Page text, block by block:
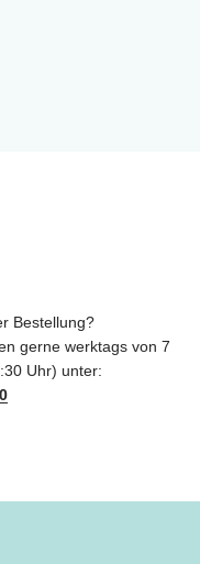
Bestellung?
gerne werktags von 7
Uhr) unter: